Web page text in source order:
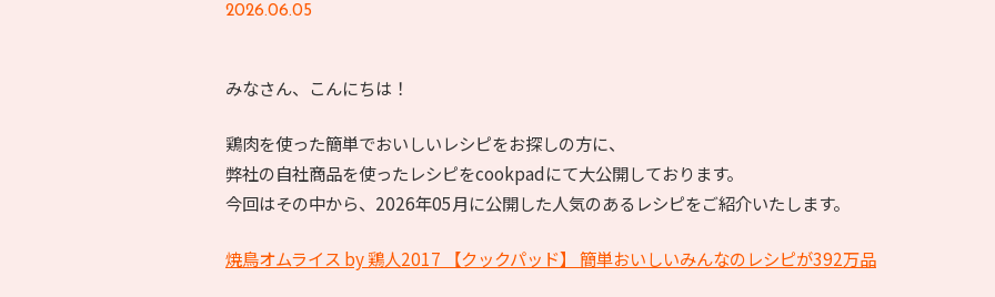
2026.06.05
みなさん、こんにちは！
鶏肉を使った簡単でおいしいレシピをお探しの方に、
弊社の自社商品を使ったレシピをcookpadにて大公開しております。
今回はその中から、2026年05月に公開した人気のあるレシピをご紹介いたします。
焼鳥オムライス by 鶏人2017 【クックパッド】 簡単おいしいみんなのレシピが392万品